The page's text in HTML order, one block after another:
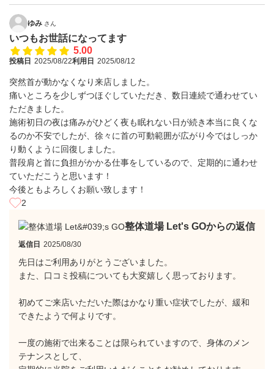
ゆみ さん
いつもお世話になってます
5.00
投稿日 2025/08/22利用日 2025/08/12
突然首が動かなくなり来店しました。
痛いところを少しずつほぐしていただき、数日連続で通わせてい
ただきました。
施術初日の夜は痛みがひどく夜も眠れない日が続き本当に良くな
るのか不安でしたが、徐々に首の可動範囲が広がり今ではしっか
り動くように回復しました。
普段肩と首に負担がかかる仕事をしているので、定期的に通わせ
ていただこうと思います！
今後ともよろしくお願い致します！
2
整体道場 Let's GOからの返信
返信日 2025/08/30
先日はご利用ありがとうございました。
また、口コミ投稿についても大変嬉しく思っております。
初めてご来店いただいた際はかなり重い症状でしたが、緩和
できたようで何よりです。
一度の施術で出来ることは限られていますので、身体のメン
テナンスとして、